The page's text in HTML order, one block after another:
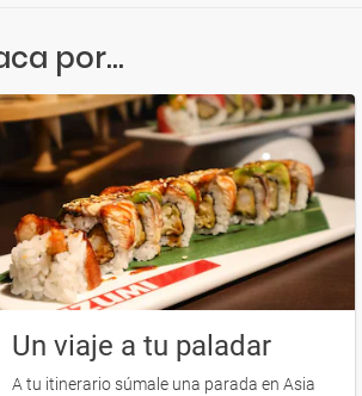
por...
Un viaje a tu paladar
A tu itinerario súmale una parada en Asia